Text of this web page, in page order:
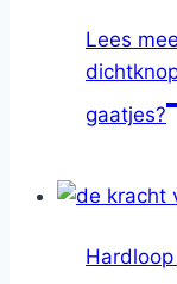
Lees
gaatjes?